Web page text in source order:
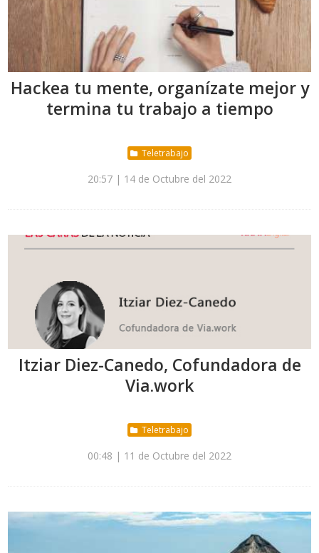
Hackea tu mente, organízate mejor y
termina tu trabajo a tiempo
Teletrabajo
20:57 | 14 de Octubre del 2022
Itziar Diez-Canedo, Cofundadora de
Via.work
Teletrabajo
00:48 | 11 de Octubre del 2022